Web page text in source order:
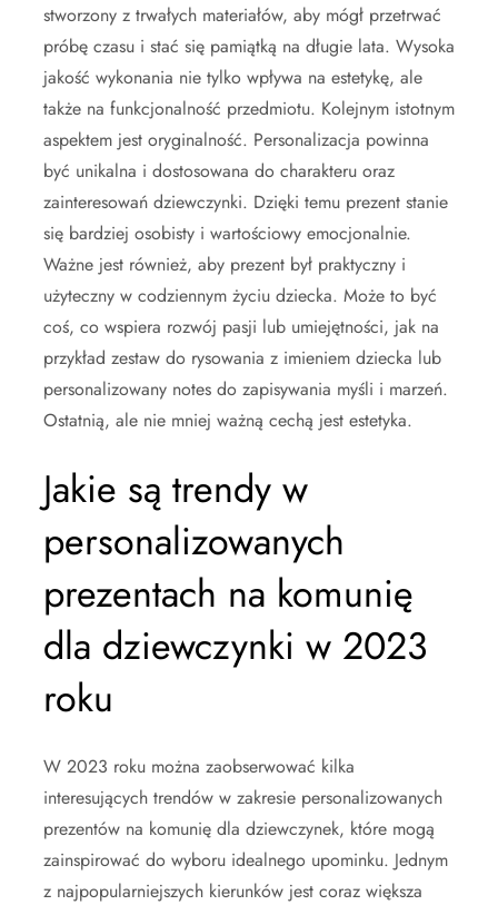
stworzony z trwałych materiałów, aby mógł przetrwać
próbę czasu i stać się pamiątką na długie lata. Wysoka
jakość wykonania nie tylko wpływa na estetykę, ale
także na funkcjonalność przedmiotu. Kolejnym istotnym
aspektem jest oryginalność. Personalizacja powinna
być unikalna i dostosowana do charakteru oraz
zainteresowań dziewczynki. Dzięki temu prezent stanie
się bardziej osobisty i wartościowy emocjonalnie.
Ważne jest również, aby prezent był praktyczny i
użyteczny w codziennym życiu dziecka. Może to być
coś, co wspiera rozwój pasji lub umiejętności, jak na
przykład zestaw do rysowania z imieniem dziecka lub
personalizowany notes do zapisywania myśli i marzeń.
Ostatnią, ale nie mniej ważną cechą jest estetyka.
Jakie są trendy w
personalizowanych
prezentach na komunię
dla dziewczynki w 2023
roku
W 2023 roku można zaobserwować kilka
interesujących trendów w zakresie personalizowanych
prezentów na komunię dla dziewczynek, które mogą
zainspirować do wyboru idealnego upominku. Jednym
z najpopularniejszych kierunków jest coraz większa